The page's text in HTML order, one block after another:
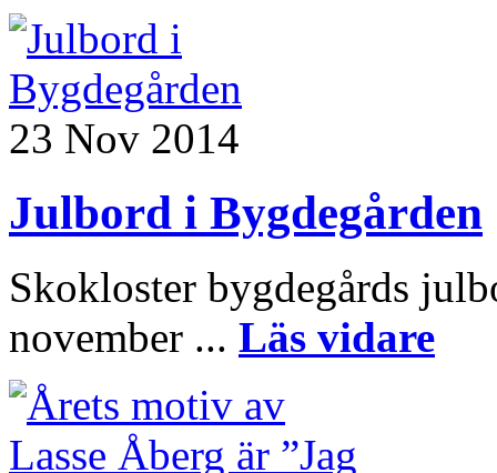
23 Nov 2014
Julbord i Bygdegården
Skokloster bygdegårds
november ... Läs vidare